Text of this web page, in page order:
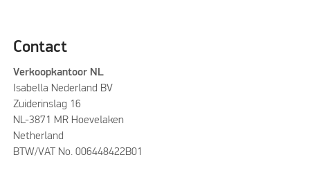
Contact
Verkoopkantoor NL
Isabella Nederland BV
Zuiderinslag 16
NL-3871 MR Hoevelaken
Netherland
BTW/VAT No. 006448422B01